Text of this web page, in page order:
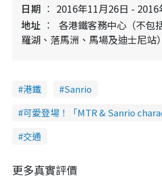
日期
2016年11月26日 - 2016
地址
各港鐵客務中心（不包
羅湖、落馬洲、馬場及迪士尼站）
港鐵
Sanrio
可愛登場！「MTR & Sanrio
交通
更多真實評價